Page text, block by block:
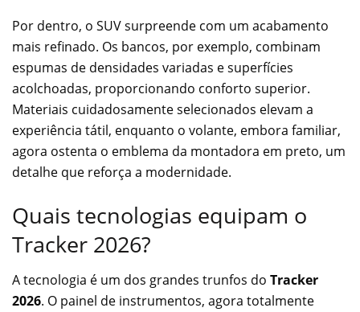
Por dentro, o SUV surpreende com um acabamento
mais refinado. Os bancos, por exemplo, combinam
espumas de densidades variadas e superfícies
acolchoadas, proporcionando conforto superior.
Materiais cuidadosamente selecionados elevam a
experiência tátil, enquanto o volante, embora familiar,
agora ostenta o emblema da montadora em preto, um
detalhe que reforça a modernidade.
Quais tecnologias equipam o
Tracker 2026?
A tecnologia é um dos grandes trunfos do Tracker
2026. O painel de instrumentos, agora totalmente